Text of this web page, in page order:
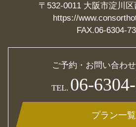
〒532-0011 大阪市淀川
https://
FAX.06-6304-
ご予約・お問い合わ
TEL. 06-
プラン一覧